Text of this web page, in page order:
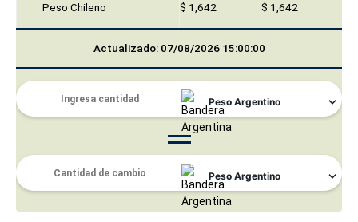
Peso Chileno $ 1,642 $ 1,642
Actualizado: 07/08/2026 15:00:00